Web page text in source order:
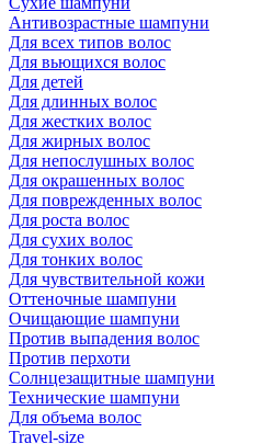
Антивозрастные шампуни
Для всех типов волос
Для вьющихся волос
Для детей
Для длинных волос
Для жестких волос
Для жирных волос
Для непослушных волос
Для окрашенных волос
Для поврежденных волос
Для роста волос
Для сухих волос
Для тонких волос
Для чувствительной кожи
Оттеночные шампуни
Очищающие шампуни
Против выпадения волос
Против перхоти
Солнцезащитные шампуни
Технические шампуни
Для объема волос
Travel-size